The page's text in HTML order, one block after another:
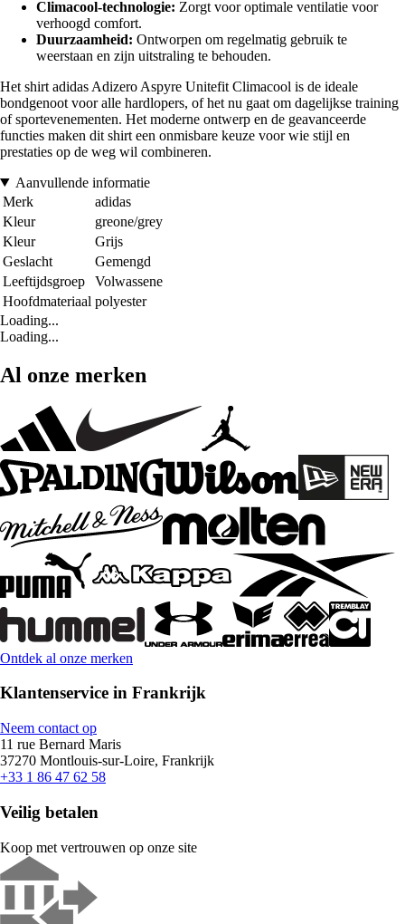
Climacool-technologie: Zorgt voor optimale ventilatie voor
verhoogd comfort.
Duurzaamheid: Ontworpen om regelmatig gebruik te
weerstaan en zijn uitstraling te behouden.
Het shirt adidas Adizero Aspyre Unitefit Climacool is de ideale
bondgenoot voor alle hardlopers, of het nu gaat om dagelijkse training
of sportevenementen. Het moderne ontwerp en de geavanceerde
functies maken dit shirt een onmisbare keuze voor wie stijl en
prestaties op de weg wil combineren.
Aanvullende informatie
Merk
adidas
Kleur
greone/grey
Kleur
Grijs
Geslacht
Gemengd
Leeftijdsgroep
Volwassene
Hoofdmateriaal polyester
Loading...
Loading...
Al onze merken
Ontdek al onze merken
Klantenservice in Frankrijk
Neem contact op
11 rue Bernard Maris
37270 Montlouis-sur-Loire, Frankrijk
+33 1 86 47 62 58
Veilig betalen
Koop met vertrouwen op onze site